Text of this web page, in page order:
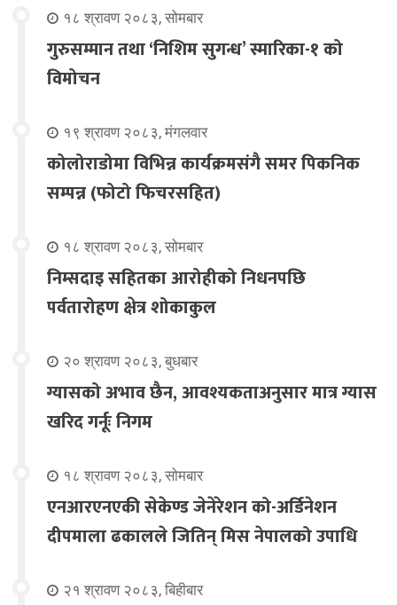
१८ श्रावण २०८३, सोमबार
गुरुसम्मान तथा ‘निशिम सुगन्ध’ स्मारिका-१ को
विमोचन
१९ श्रावण २०८३, मंगलवार
कोलोराडोमा विभिन्न कार्यक्रमसंगै समर पिकनिक
सम्पन्न (फोटो फिचरसहित)
१८ श्रावण २०८३, सोमबार
निम्सदाइ सहितका आरोहीको निधनपछि
पर्वतारोहण क्षेत्र शोकाकुल
२० श्रावण २०८३, बुधबार
ग्यासको अभाव छैन, आवश्यकताअनुसार मात्र ग्यास
खरिद गर्नूः निगम
१८ श्रावण २०८३, सोमबार
एनआरएनएकी सेकेण्ड जेनेरेशन को-अर्डिनेशन
दीपमाला ढकालले जितिन् मिस नेपालको उपाधि
२१ श्रावण २०८३, बिहीबार